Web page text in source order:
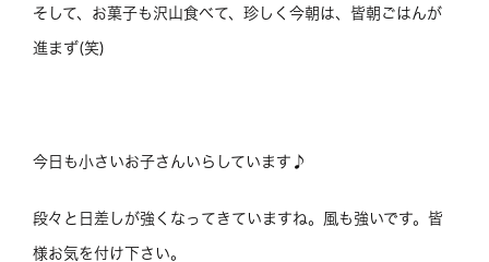
そして、お菓子も沢山食べて、珍しく今朝は、皆朝ごはんが
進まず(笑)
今日も小さいお子さんいらしています♪
段々と日差しが強くなってきていますね。風も強いです。皆
様お気を付け下さい。